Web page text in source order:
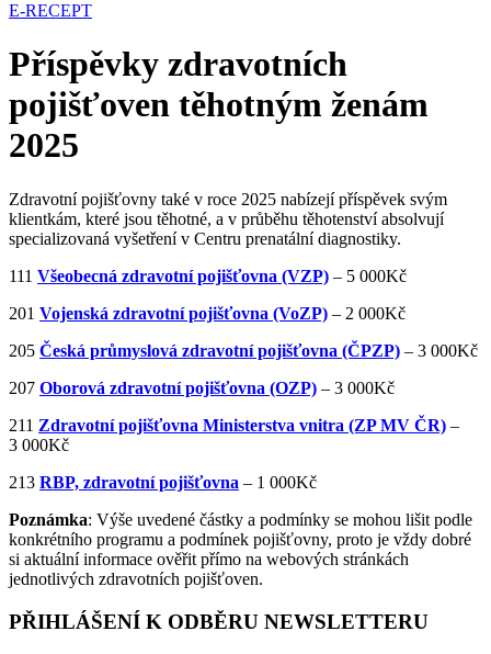
E-RECEPT
Příspěvky zdravotních
pojišťoven těhotným ženám
2025
Zdravotní pojišťovny také v roce 2025 nabízejí příspěvek svým
klientkám, které jsou těhotné, a v průběhu těhotenství absolvují
specializovaná vyšetření v Centru prenatální diagnostiky.
111 Všeobecná zdravotní pojišťovna (VZP) – 5 000Kč
201 Vojenská zdravotní pojišťovna (VoZP) – 2 000Kč
205 Česká průmyslová zdravotní pojišťovna (ČPZP) – 3 000Kč
207 Oborová zdravotní pojišťovna (OZP) – 3 000Kč
211 Zdravotní pojišťovna Ministerstva vnitra (ZP MV ČR) –
3 000Kč
213 RBP, zdravotní pojišťovna – 1 000Kč
Poznámka: Výše uvedené částky a podmínky se mohou lišit podle
konkrétního programu a podmínek pojišťovny, proto je vždy dobré
si aktuální informace ověřit přímo na webových stránkách
jednotlivých zdravotních pojišťoven.
PŘIHLÁŠENÍ K ODBĚRU NEWSLETTERU